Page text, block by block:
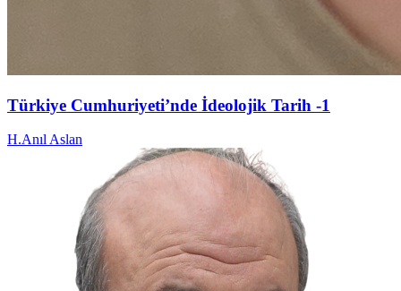
Türkiye Cumhuriyeti’nde İdeolojik Tarih -1
H.Anıl Aslan